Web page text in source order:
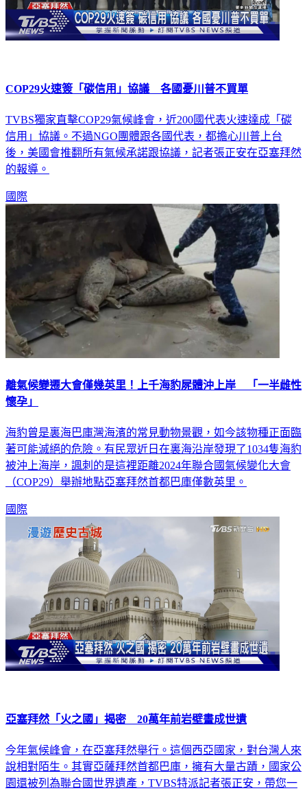
COP29火速簽「碳信用」協議 各國憂川普不買單
TVBS獨家直擊COP29氣候峰會，近200國代表火速達成「碳
信用」協議。不過NGO團體跟各國代表，都擔心川普上台
後，美國會推翻所有氣候承諾跟協議，記者張正安在亞塞拜然
的報導。
國際
離氣候變遷大會僅幾英里！上千海豹屍體沖上岸 「一半雌性
懷孕」
海豹曾是裏海巴庫灣海濱的常見動物景觀，如今該物種正面臨
著可能滅絕的危險。有民眾近日在裏海沿岸發現了1034隻海豹
被沖上海岸，諷刺的是這裡距離2024年聯合國氣候變化大會
（COP29）舉辦地點亞塞拜然首都巴庫僅數英里。
國際
亞塞拜然「火之國」揭密 20萬年前岩壁畫成世遺
今年氣候峰會，在亞塞拜然舉行。這個西亞國家，對台灣人來
說相對陌生。其實亞薩拜然首都巴庫，擁有大量古蹟，國家公
園還被列為聯合國世界遺產，TVBS特派記者張正安，帶您一